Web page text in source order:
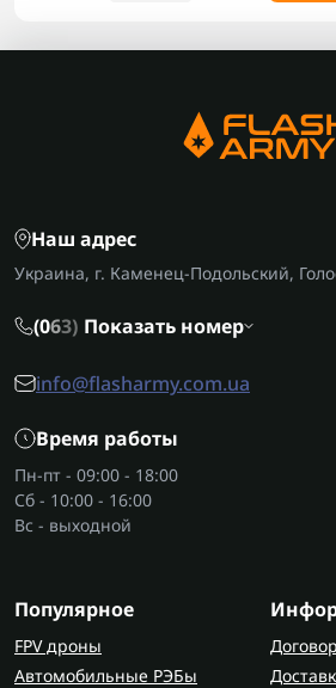
Наш адрес
Украина, г. Каменец-Подольский,
(063) Показать номер
info@flasharmy.com.ua
Время работы
Пн-пт - 09:00 - 18:00
Сб - 10:00 - 16:00
Вс - выходной
Популярное
FPV дроны
Автомобильные РЭБы